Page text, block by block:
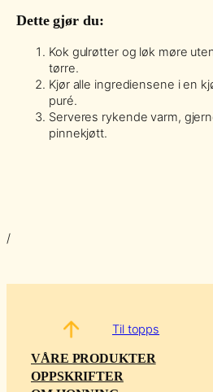
Dette gjør du:
Kok gulrøtter og løk møre
tørre.
Kjør alle ingrediensene i en
puré.
Serveres rykende varm,
pinnekjøtt.
/
Til topps
VÅRE PRODUKTER
OPPSKRIFTER